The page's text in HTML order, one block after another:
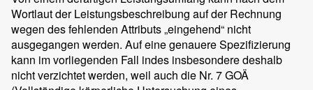
Wortlaut der Leistungsbeschreibung auf der Rechnung
wegen des fehlenden Attributs „eingehend“ nicht
ausgegangen werden. Auf eine genauere Spezifizierung
kann im vorliegenden Fall indes insbesondere deshalb
nicht verzichtet werden, weil auch die Nr. 7 GOÄ